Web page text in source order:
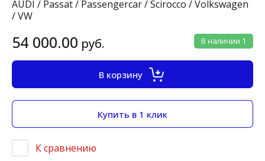
AUDI / Passat / Passengercar / Scirocco / Volkswagen
/ VW
В наличии 1
54 000.00 руб.
В корзину
Купить в 1 клик
К сравнению